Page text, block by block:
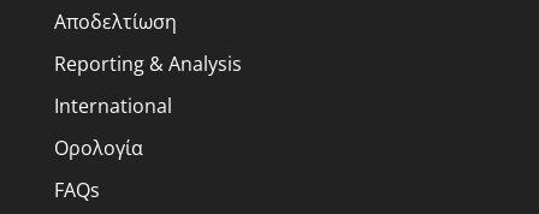
Αποδελτίωση
Reporting & Analysis
International
Ορολογία
FAQs